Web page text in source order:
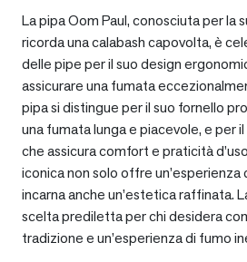
La pipa Oom Paul, conosciuta per la
ricorda una calabash capovolta, è
delle pipe per il suo design
assicurare una fumata
pipa si distingue per il suo fornello
una fumata lunga e piacevole, e per
che assicura comfort e praticità
iconica non solo offre
incarna anche un’estetica raffinata.
scelta prediletta per chi desidera
tradizione e un’esperienza di fumo